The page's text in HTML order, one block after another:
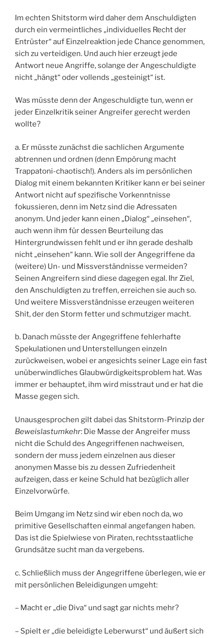
Im echten Shitstorm wird daher dem Anschuldigten
durch ein vermeintliches „individuelles Recht der
Entrüster“ auf Einzelreaktion jede Chance genommen,
sich zu verteidigen. Und auch hier erzeugt jede
Antwort neue Angriffe, solange der Angeschuldigte
nicht „hängt“ oder vollends „gesteinigt“ ist.
Was müsste denn der Angeschuldigte tun, wenn er
jeder Einzelkritik seiner Angreifer gerecht werden
wollte?
a. Er müsste zunächst die sachlichen Argumente
abtrennen und ordnen (denn Empörung macht
Trappatoni-chaotisch!). Anders als im persönlichen
Dialog mit einem bekannten Kritiker kann er bei seiner
Antwort nicht auf spezifische Vorkenntnisse
fokussieren, denn im Netz sind die Adressaten
anonym. Und jeder kann einen „Dialog“ „einsehen“,
auch wenn ihm für dessen Beurteilung das
Hintergrundwissen fehlt und er ihn gerade deshalb
nicht „einsehen“ kann. Wie soll der Angegriffene da
(weitere) Un- und Missverständnisse vermeiden?
Seinen Angreifern sind diese dagegen egal. Ihr Ziel,
den Anschuldigten zu treffen, erreichen sie auch so.
Und weitere Missverständnisse erzeugen weiteren
Shit, der den Storm fetter und schmutziger macht.
b. Danach müsste der Angegriffene fehlerhafte
Spekulationen und Unterstellungen einzeln
zurückweisen, wobei er angesichts seiner Lage ein fast
unüberwindliches Glaubwürdigkeitsproblem hat. Was
immer er behauptet, ihm wird misstraut und er hat die
Masse gegen sich.
Unausgesprochen gilt dabei das Shitstorm-Prinzip der
Beweislastumkehr: Die Masse der Angreifer muss
nicht die Schuld des Angegriffenen nachweisen,
sondern der muss jedem einzelnen aus dieser
anonymen Masse bis zu dessen Zufriedenheit
aufzeigen, dass er keine Schuld hat bezüglich aller
Einzelvorwürfe.
Beim Umgang im Netz sind wir eben noch da, wo
primitive Gesellschaften einmal angefangen haben.
Das ist die Spielwiese von Piraten, rechtsstaatliche
Grundsätze sucht man da vergebens.
c. Schließlich muss der Angegriffene überlegen, wie er
mit persönlichen Beleidigungen umgeht:
– Macht er „die Diva“ und sagt gar nichts mehr?
– Spielt er „die beleidigte Leberwurst“ und äußert sich